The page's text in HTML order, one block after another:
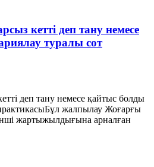
кетті деп тану немесе
туралы сот
деп тану немесе қайтыс болды
жалпылау Жоғарғы
жартыжылдығына арналған